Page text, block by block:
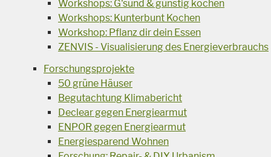
Workshops: G'sund & günstig kochen
Workshops: Kunterbunt Kochen
Workshop: Pflanz dir dein Essen
ZENVIS - Visualisierung des Energieverbrauchs
Forschungsprojekte
50 grüne Häuser
Begutachtung Klimabericht
Declear gegen Energiearmut
ENPOR gegen Energiearmut
Energiesparend Wohnen